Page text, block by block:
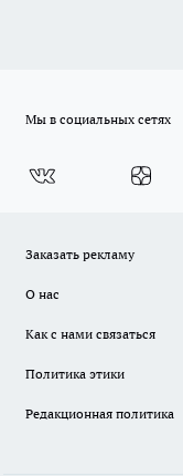
Мы в социальных сетях
Заказать рекламу
О нас
Как с нами связаться
Политика этики
Редакционная политика